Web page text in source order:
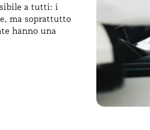
a tutti: i
ma soprattutto
hanno una
tuo oppure